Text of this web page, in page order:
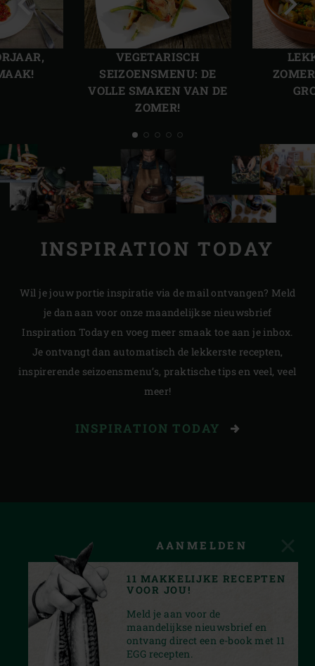
VEGETARISCH
SEIZOENSMENU: DE
VOLLE SMAKEN VAN DE
ZOMER!
Vorige
slide
slide
INSPIRATION TODAY
Wil je jouw portie inspiratie via de mail ontvangen? Meld
je dan aan voor onze maandelijkse nieuwsbrief
Inspiration Today en voeg meer smaak toe aan je inbox.
Je ontvangt dan automatisch de lekkerste recepten,
inspirerende seizoensmenu’s, praktische tips en veel, veel
meer!
INSPIRATION TODAY
AANMELDEN
11 MAKKELIJKE RECEPTEN
VOOR JOU!
Meld je aan voor de
maandelijkse nieuwsbrief en
ontvang direct een e-book met 11
EGG recepten.